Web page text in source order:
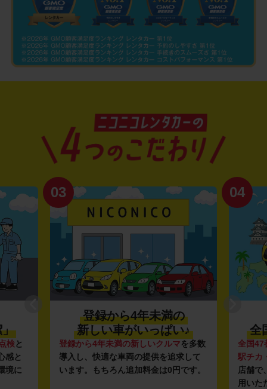
」
検と
感と
境に
03
登録から4年未満の
新しい車がいっぱい♪
登録から4年未満の新しいクルマを多数
導入し、快適な車両の提供を追求して
います。もちろん追加料金は0円です。
04
全
全国47
駅チカ
店舗で
用いた